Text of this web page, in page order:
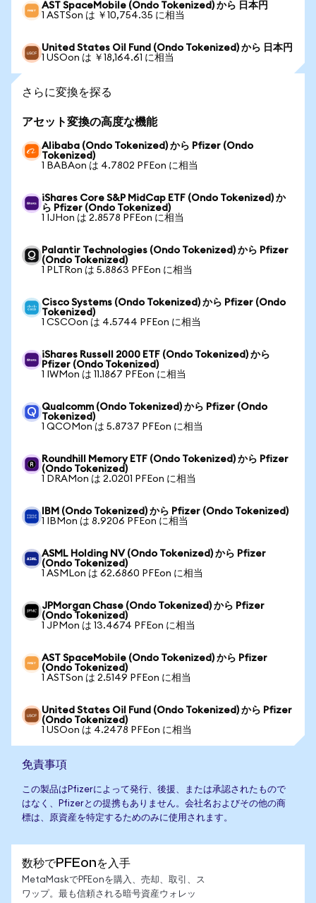
AST SpaceMobile (Ondo Tokenized) から 日本円
1 ASTSon は ￥10,754.35 に相当
United States Oil Fund (Ondo Tokenized) から 日本円
1 USOon は ￥18,164.61 に相当
さらに変換を探る
アセット変換の高度な機能
Alibaba (Ondo Tokenized) から Pfizer (Ondo
Tokenized)
1 BABAon は 4.7802 PFEon に相当
iShares Core S&P MidCap ETF (Ondo Tokenized) か
ら Pfizer (Ondo Tokenized)
1 IJHon は 2.8578 PFEon に相当
Palantir Technologies (Ondo Tokenized) から Pfizer
(Ondo Tokenized)
1 PLTRon は 5.8863 PFEon に相当
Cisco Systems (Ondo Tokenized) から Pfizer (Ondo
Tokenized)
1 CSCOon は 4.5744 PFEon に相当
iShares Russell 2000 ETF (Ondo Tokenized) から
Pfizer (Ondo Tokenized)
1 IWMon は 11.1867 PFEon に相当
Qualcomm (Ondo Tokenized) から Pfizer (Ondo
Tokenized)
1 QCOMon は 5.8737 PFEon に相当
Roundhill Memory ETF (Ondo Tokenized) から Pfizer
(Ondo Tokenized)
1 DRAMon は 2.0201 PFEon に相当
IBM (Ondo Tokenized) から Pfizer (Ondo Tokenized)
1 IBMon は 8.9206 PFEon に相当
ASML Holding NV (Ondo Tokenized) から Pfizer
(Ondo Tokenized)
1 ASMLon は 62.6860 PFEon に相当
JPMorgan Chase (Ondo Tokenized) から Pfizer
(Ondo Tokenized)
1 JPMon は 13.4674 PFEon に相当
AST SpaceMobile (Ondo Tokenized) から Pfizer
(Ondo Tokenized)
1 ASTSon は 2.5149 PFEon に相当
United States Oil Fund (Ondo Tokenized) から Pfizer
(Ondo Tokenized)
1 USOon は 4.2478 PFEon に相当
免責事項
この製品はPfizerによって発行、後援、または承認されたもので
はなく、Pfizerとの提携もありません。会社名およびその他の商
標は、原資産を特定するためのみに使用されます。
数秒でPFEonを入手
MetaMaskでPFEonを購入、売却、取引、ス
ワップ。最も信頼される暗号資産ウォレッ